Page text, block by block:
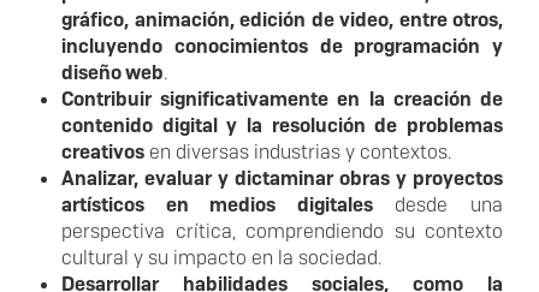
gráfico, animación, edición de video, entre otros,
incluyendo conocimientos de programación y
diseño web.
Contribuir significativamente en la creación de
contenido digital y la resolución de problemas
creativos en diversas industrias y contextos.
Analizar, evaluar y dictaminar obras y proyectos
artísticos en medios digitalesdesde una
perspectiva crítica, comprendiendo su contexto
cultural y su impacto en la sociedad.
Desarrollar habilidades sociales, como la